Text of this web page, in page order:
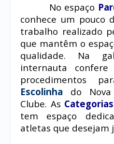
No espaço
conhece um pouco
trabalho realizado
que mantêm o
qualidade. Na
internauta
procedimentos
Escolinha
do
Clube. As
tem espaço
atletas que desejam